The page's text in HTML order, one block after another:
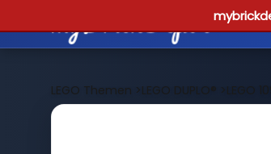
LEGO Themen >LEGO DUPLO® >LEGO